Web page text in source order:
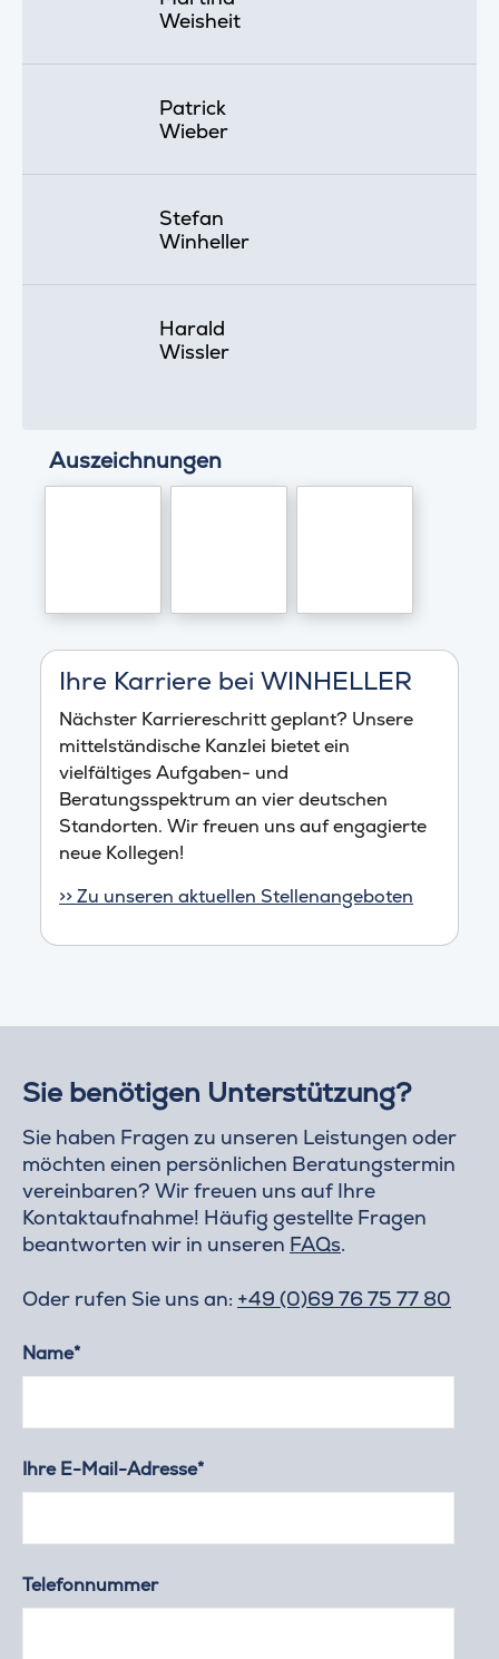
Weisheit
Patrick
Wieber
Stefan
Winheller
Harald
Wissler
Auszeichnungen
Ihre Karriere bei WINHELLER
Nächster Karriereschritt geplant? Unsere
mittelständische Kanzlei bietet ein
vielfältiges Aufgaben- und
Beratungsspektrum an vier deutschen
Standorten. Wir freuen uns auf engagierte
neue Kollegen!
>> Zu unseren aktuellen Stellenangeboten
Sie benötigen Unterstützung?
Sie haben Fragen zu unseren Leistungen oder
möchten einen persönlichen Beratungstermin
vereinbaren? Wir freuen uns auf Ihre
Kontaktaufnahme! Häufig gestellte Fragen
beantworten wir in unseren FAQs.
Oder rufen Sie uns an: +49 (0)69 76 75 77 80
Name*
Ihre E-Mail-Adresse*
Telefonnummer